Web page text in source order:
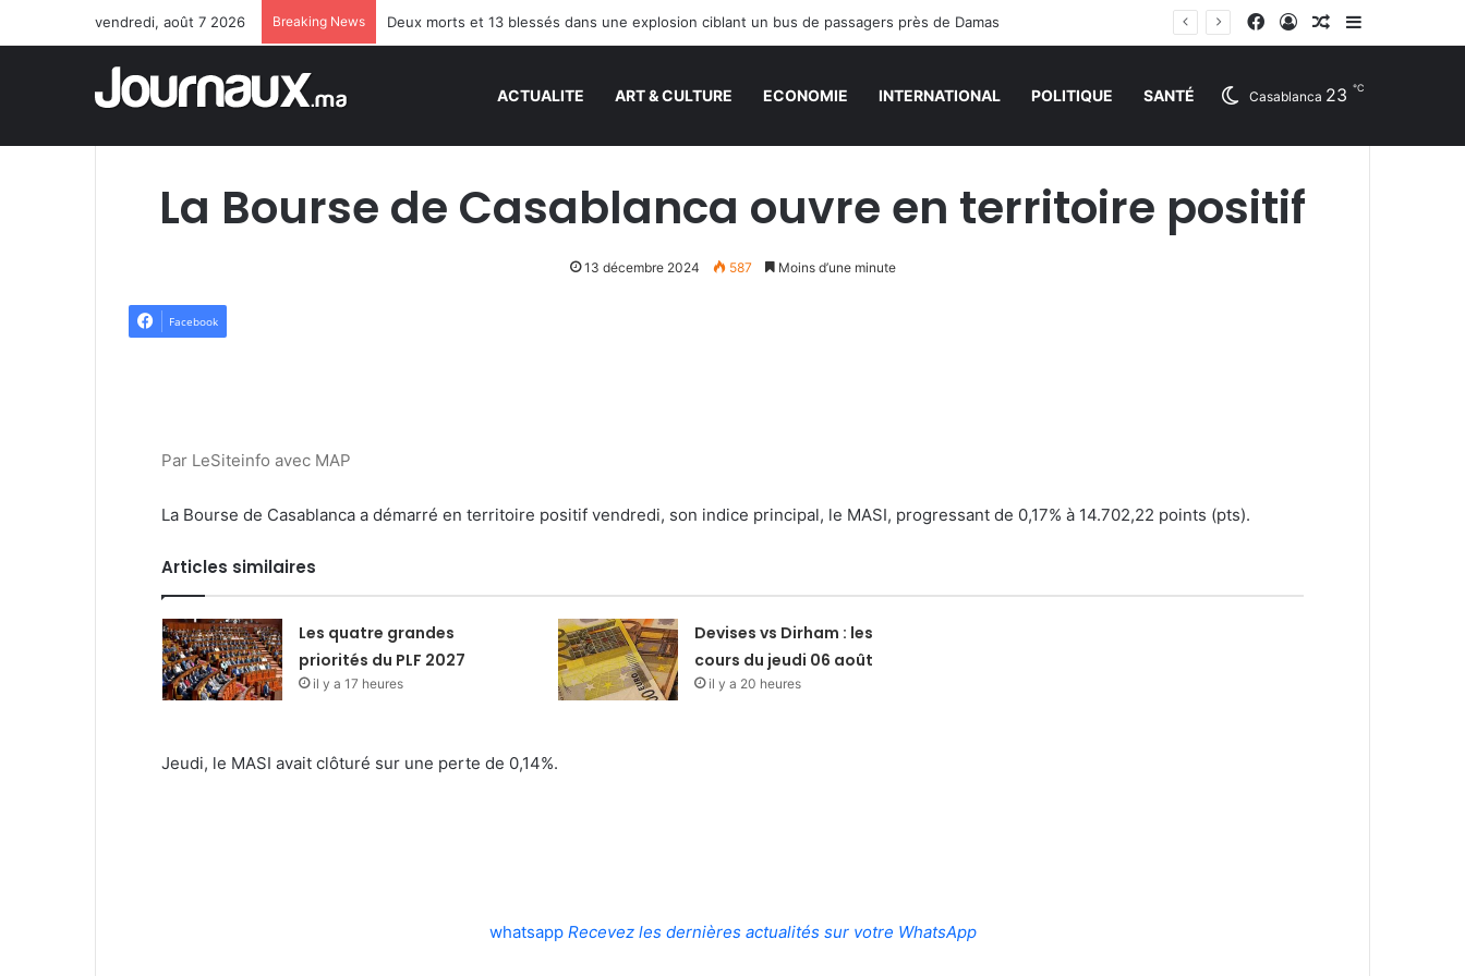
vendredi, août 7 2026 Breaking News Deux morts et 13 blessés dans une explosion ciblant un bus de passagers près de Damas Facebook
Connexion
Article Aléatoire
Sidebar
ACTUALITE ART & CULTURE ECONOMIE INTERNATIONAL POLITIQUE SANTÉ Casablanca 23 ℃
La Bourse de Casablanca ouvre en territoire positif
13 décembre 2024 587 Moins d’une minute
Facebook
Par LeSiteinfo avec MAP
La Bourse de Casablanca a démarré en territoire positif vendredi, son indice principal, le MASI, progressant de 0,17% à 14.702,22 points (pts).
Articles similaires
Les quatre grandes
priorités du PLF 2027
il y a 17 heures
Devises vs Dirham : les
cours du jeudi 06 août
il y a 20 heures
Jeudi, le MASI avait clôturé sur une perte de 0,14%.
whatsapp Recevez les dernières actualités sur votre WhatsApp